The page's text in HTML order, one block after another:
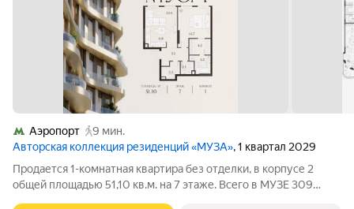
Аэропорт
9 мин.
Авторская коллекция резиденций «МУЗА», 1 квартал 2029
Продается 1-комнатная квартира без отделки, в корпусе 2
общей площадью 51,10 кв.м. на 7 этаже. Всего в МУЗЕ 309